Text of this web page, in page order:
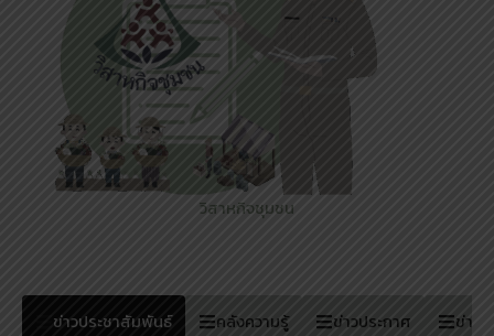
วิสาหกิจชุมชน
ข่าวประชาสัมพันธ์ คลังความรู้ ข่าวประกาศ ข่าว